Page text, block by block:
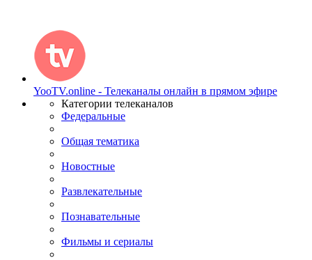
YooTV.online - Телеканалы онлайн в прямом эфире
Категории телеканалов
Федеральные
Общая тематика
Новостные
Развлекательные
Познавательные
Фильмы и сериалы